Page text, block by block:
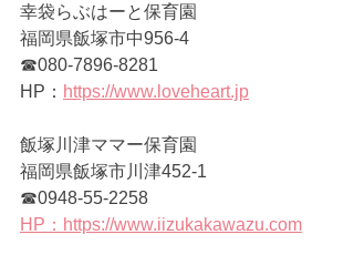
幸袋らぶはーと保育園
福岡県飯塚市中956-4
☎080-7896-8281
HP： https://www.loveheart.jp
飯塚川津ママー保育園
福岡県飯塚市川津452-1
☎0948-55-2258
HP：https://www.iizukakawazu.com